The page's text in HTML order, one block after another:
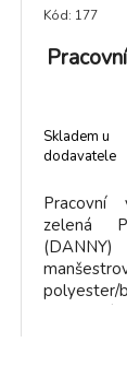
Kód: 177
Skladem u
dodavatele
Pracovní
zelená